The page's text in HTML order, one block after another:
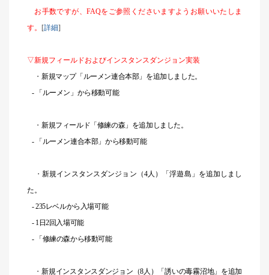
お手数ですが、FAQをご参照くださいますようお願いいたしま
す。 [詳細]
▽新規フィールドおよびインスタンスダンジョン実装
・ 新規マップ「ルーメン連合本部」を追加しました。
-
「ルーメン」から移動可能
・ 新規フィールド「修練の森」を追加しました。
-
「ルーメン連合本部」から移動可能
・新規インスタンスダンジョン（4人）「浮遊島」を追加しまし
た。
- 235レベルから入場可能
- 1 日2回入場可能
-
「修練の森から移動可能
・新規インスタンスダンジョン（8人）「誘いの毒霧沼地」を追加